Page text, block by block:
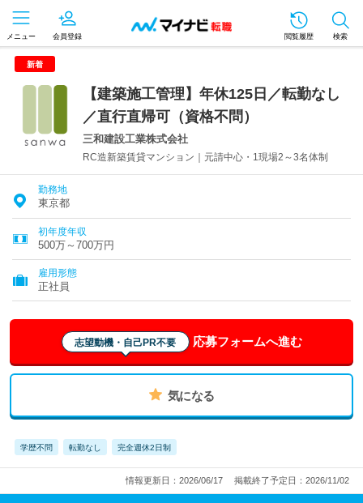
メニュー 会員登録 閲覧履歴 検索
新着
【建築施工管理】年休125日／転勤なし
／直行直帰可（資格不問）
三和建設工業株式会社
RC造新築賃貸マンション｜元請中心・1現場2～3名体制
勤務地
東京都
初年度年収
500万～700万円
雇用形態
正社員
志望動機・自己PR不要 応募フォームへ進む
気になる
学歴不問 転勤なし 完全週休2日制
情報更新日：2026/06/17 掲載終了予定日：2026/11/02